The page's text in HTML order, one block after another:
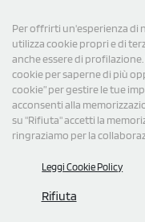
Per offrirti un'esperienza di
utilizza cookie propri e di
anche essere di
cookie per saperne di più
cookie” per gestire le tue
acconsenti alla
su "Rifiuta" accetti la
ringraziamo per la
Leggi Cookie Policy
Rifiuta
© 2026 Tutti i diritti